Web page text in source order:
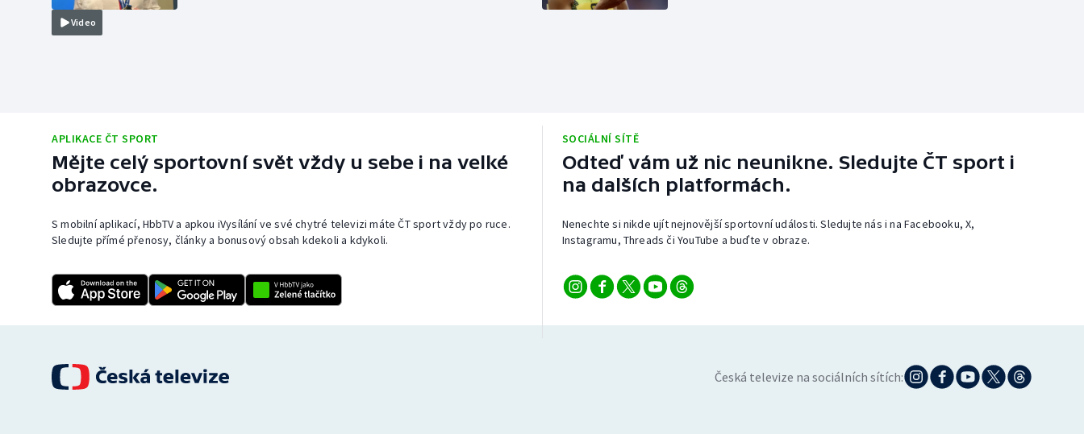
Video
APLIKACE ČT SPORT
Mějte celý sportovní svět vždy u sebe i na velké
obrazovce.
S mobilní aplikací, HbbTV a apkou iVysílání ve své chytré televizi máte ČT sport vždy po ruce.
Sledujte přímé přenosy, články a bonusový obsah kdekoli a kdykoli.
SOCIÁLNÍ SÍTĚ
Odteď vám už nic neunikne. Sledujte ČT sport i
na dalších platformách.
Nenechte si nikde ujít nejnovější sportovní události. Sledujte nás i na Facebooku, X,
Instagramu, Threads či YouTube a buďte v obraze.
Česká televize na sociálních sítích: